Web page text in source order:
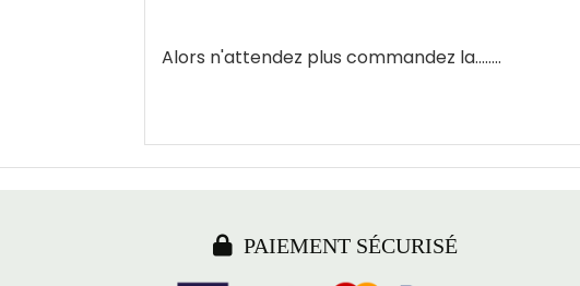
Alors n'attendez plus commandez la........
 PAIEMENT SÉCURISÉ